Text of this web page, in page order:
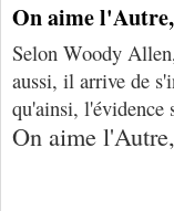
On aime
Selon Woody
aussi, il arrive de
qu'ainsi, l'évidence
On aime